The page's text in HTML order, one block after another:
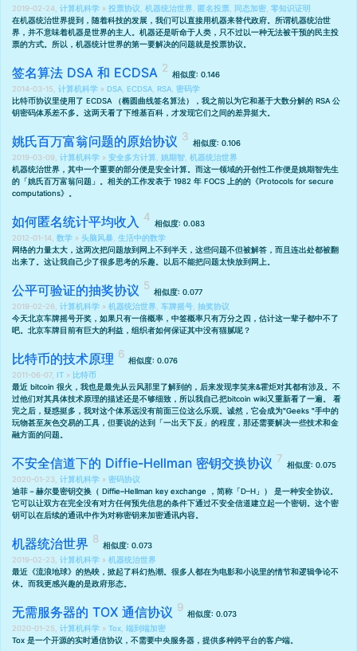
2019-02-24, 计算机科学 » 投票协议 机器统治世界 匿名投票 同态加密 零知识证明
在机器统治世界提到，随着科技的发展，我们可以直接用机器来替代政府。所谓机器统治世
界，并不意味着机器是世界的主人。机器还是听命于人类，只不过以一种无法被干预的民主投
票的方式。所以，机器统计世界的第一要解决的问题就是投票协议。
签名算法 DSA 和 ECDSA
相似度: 0.146
2014-03-15, 计算机科学 » DSA ECDSA RSA 密码学
比特币协议里使用了 ECDSA （椭圆曲线签名算法），我之前以为它和基于大数分解的 RSA 公
钥密码体系差不多。这两天看了下维基百科，才发现它们之间的差异挺大。
姚氏百万富翁问题的原始协议
相似度: 0.106
2019-03-09, 计算机科学 » 安全多方计算 姚期智 机器统治世界
机器统治世界，其中一个重要的部分便是安全计算。而这一领域的开创性工作便是姚期智先生
的「姚氏百万富翁问题」。相关的工作发表于 1982 年 FOCS 上的的 《Protocols for secure
computations》
如何匿名统计平均收入
相似度: 0.083
2012-01-14, 数学 » 头脑风暴 生活中的数学
网络的力量太大，这两次把问题放到网上不到半天，这些问题不但被解答，而且连出处都被翻
出来了。这让我自己少了很多思考的乐趣。以后不能把问题太快放到网上。
公平可验证的抽奖协议
相似度: 0.077
2019-02-26, 计算机科学 » 机器统治世界 车牌摇号 抽奖协议
今天北京车牌摇号开奖，如果只有一倍概率，中签概率只有万分之四，估计这一辈子都中不了
吧。北京车牌目前有巨大的利益，组织者如何保证其中没有猫腻呢？
比特币的技术原理
相似度: 0.076
2011-06-07, IT » 比特币
最近 bitcoin 很火，我也是最先从云风那里了解到的，后来发现李笑来&霍炬对其都有涉及。不
过他们对其具体技术原理的描述还是不够细致，所以我自己把bitcoin wiki又重新看了一遍。 看
完之后，疑惑挺多，我对这个体系远没有前面三位这么乐观。诚然，它会成为"Geeks "手中的
玩物甚至灰色交易的工具，但要说的达到「一出天下反」的程度，那还需要解决一些技术和金
融方面的问题。
不安全信道下的 Diffie-Hellman 密钥交换协议
相似度: 0.075
2020-01-23, 计算机科学 » 密码协议
迪菲－赫尔曼密钥交换（ Diffie–Hellman key exchange ，简称「D–H」） 是一种安全协议。
它可以让双方在完全没有对方任何预先信息的条件下通过不安全信道建立起一个密钥。这个密
钥可以在后续的通讯中作为对称密钥来加密通讯内容。
机器统治世界
相似度: 0.073
2019-02-23, 计算机科学 » 机器统治世界
最近《流浪地球》的热映，掀起了科幻热潮。很多人都在为电影和小说里的情节和逻辑争论不
休。而我更感兴趣的是政府形态。
无需服务器的 TOX 通信协议
相似度: 0.073
2020-01-25, 计算机科学 » Tox 端到端加密
Tox 是一个开源的实时通信协议，不需要中央服务器，提供多种跨平台的客户端。